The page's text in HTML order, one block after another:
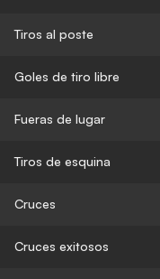
Tiros al poste
Goles de tiro libre
Fueras de lugar
Tiros de esquina
Cruces
Cruces exitosos